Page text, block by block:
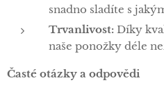
snadno sladíte s
Trvanlivost: Díky
naše ponožky déle
Časté otázky a odpovědi